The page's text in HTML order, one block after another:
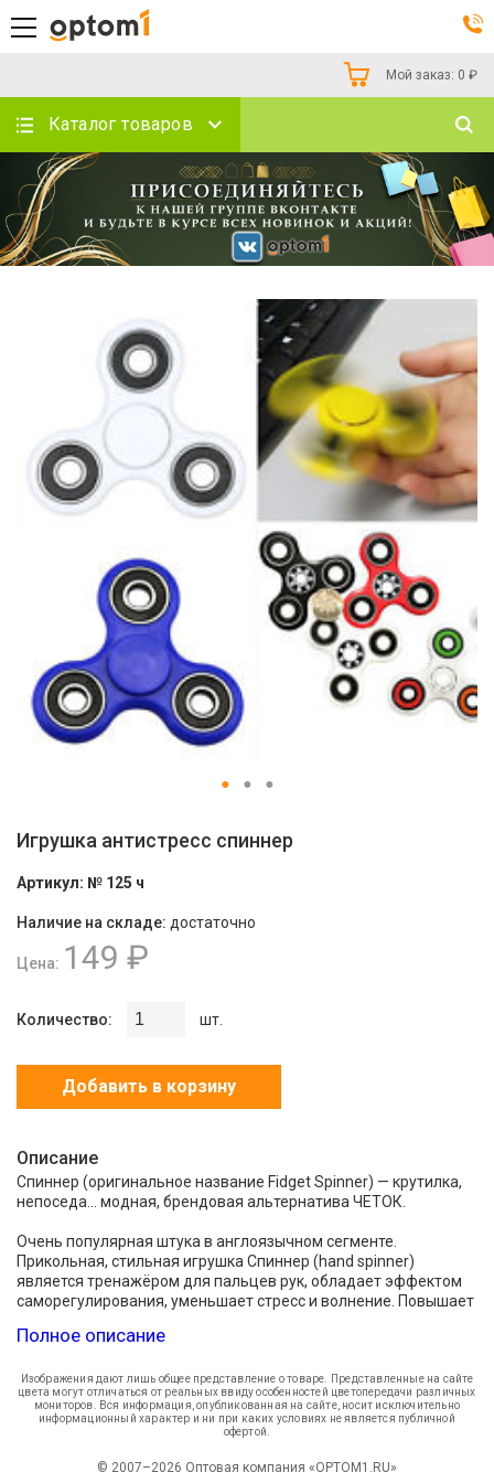
Мой заказ: 0 ₽
Каталог товаров
Игрушка антистресс спиннер
Артикул: № 125 ч
Наличие на складе: достаточно
Цена: 149 ₽
Количество: шт.
Добавить в корзину
Описание
Спиннер (оригинальное название Fidget Spinner) — крутилка,
непоседа… модная, брендовая альтернатива ЧЕТОК.
Очень популярная штука в англоязычном сегменте.
Прикольная, стильная игрушка Спиннер (hand spinner)
является тренажёром для пальцев рук, обладает эффектом
саморегулирования, уменьшает стресс и волнение. Повышает
пальцев рук, что в свою очередь способствует концентрации
укреплению памяти. Эта уникальная вертушка способна
заменить эффект вредных привычек, таких как курение,
неосмысленное постукивание пальцами и повторяющиеся
движения рук. Для успешного начала эксплуатации
необходимо всего лишь зажать между большим и
Полное описание
Изображения дают лишь общее представление о товаре. Представленные на сайте
цвета могут отличаться от реальных ввиду особенностей цветопередачи различных
мониторов. Вся информация, опубликованная на сайте, носит исключительно
информационный характер и ни при каких условиях не является публичной
офертой.
© 2007–2026 Оптовая компания «OPTOM1.RU»